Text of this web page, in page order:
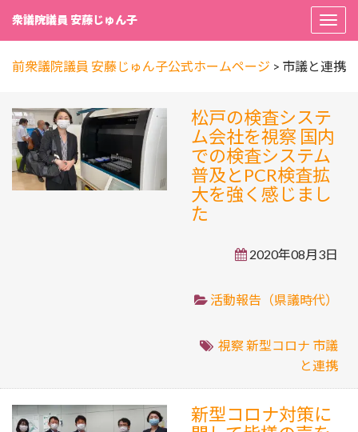
衆議院議員 安藤じゅん子
前衆議院議員 安藤じゅん子公式ホームページ > 市議と連携
松戸の検査システ
ム会社を視察 国内
での検査システム
普及とPCR検査拡
大を強く感じまし
た
2020年08月3日
活動報告（県議時代）
視察新型コロナ 市議
と連携
新型コロナ対策に